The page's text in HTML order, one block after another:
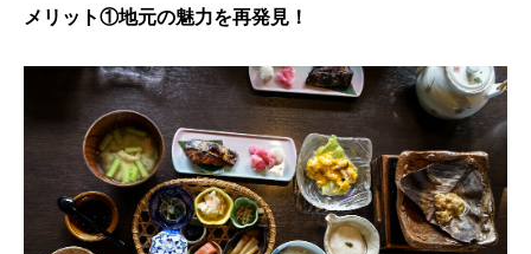
メリット①地元の魅力を再発見！